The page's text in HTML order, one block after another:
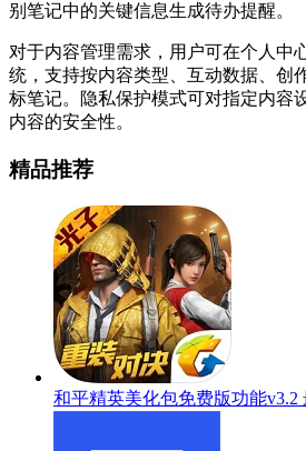
别笔记中的关键信息生成待办提醒。
对于内容管理需求，用户可在个人中
统，支持按内容类型、互动数据、创
标笔记。隐私保护模式可对指定内容
内容的安全性。
精品推荐
和平精英美化包免费版功能v3.2